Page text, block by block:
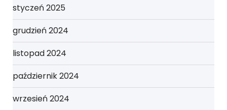
styczeń 2025
grudzień 2024
listopad 2024
październik 2024
wrzesień 2024